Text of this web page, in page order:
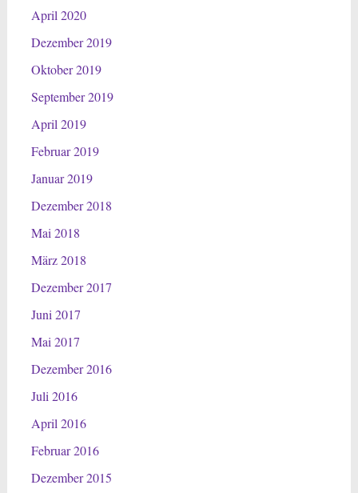
April 2020
Dezember 2019
Oktober 2019
September 2019
April 2019
Februar 2019
Januar 2019
Dezember 2018
Mai 2018
März 2018
Dezember 2017
Juni 2017
Mai 2017
Dezember 2016
Juli 2016
April 2016
Februar 2016
Dezember 2015